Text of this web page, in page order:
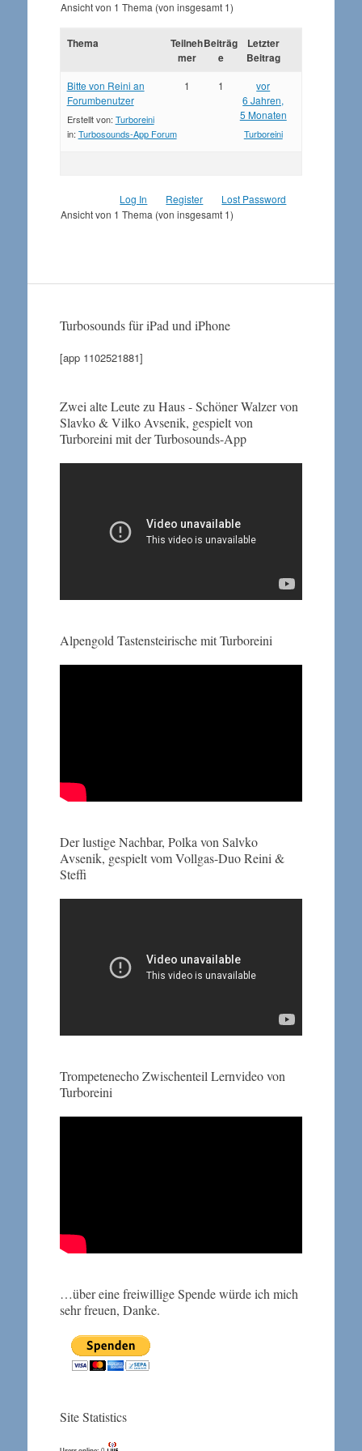
Ansicht von 1 Thema (von insgesamt 1)
Thema
Teilneh
mer
Beiträg
e
Letzter
Beitrag
Bitte von Reini an
Forumbenutzer
Erstellt von: Turboreini
in: Turbosounds-App Forum
1 1
vor
6 Jahren,
5 Monaten
Turboreini
Log In Register
Lost Password
Ansicht von 1 Thema (von insgesamt 1)
Turbosounds für iPad und iPhone
[app 1102521881]
Zwei alte Leute zu Haus - Schöner Walzer von
Slavko & Vilko Avsenik, gespielt von
Turboreini mit der Turbosounds-App
Alpengold Tastensteirische mit Turboreini
Der lustige Nachbar, Polka von Salvko
Avsenik, gespielt vom Vollgas-Duo Reini &
Steffi
Trompetenecho Zwischenteil Lernvideo von
Turboreini
…über eine freiwillige Spende würde ich mich
sehr freuen, Danke.
Site Statistics